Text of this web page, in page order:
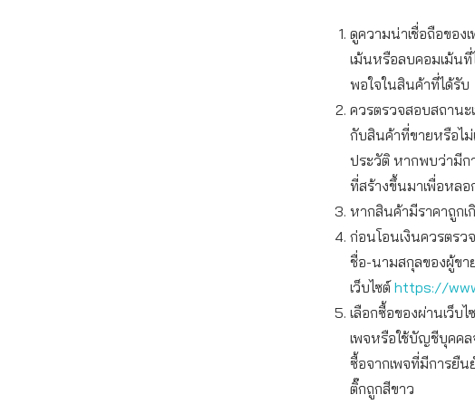
ดูความน่าเชื่อถือของ
เม้นหรือลบคอมเม้น
พอใจในสินค้าที่ได้รับ
ควรตรวจสอบสถานะ
กับสินค้าที่ขายหรือไม่
ประวัติ หากพบว่ามีก
ที่สร้างขึ้นมาเพื่อหลอ
หากสินค้ามีราคาถูกเ
ก่อนโอนเงินควรตรว
ชื่อ-นามสกุลของผู้ขา
เว็บไซต์ https://
เลือกซื้อของผ่านเว็บ
เพจหรือใช้บัญชีบุคคล
ซื้อจากเพจที่มีการยื
ติ๊กถูกสีขาว